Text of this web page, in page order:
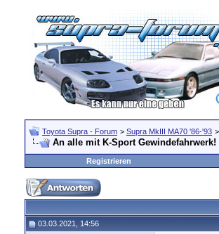
Toyota Supra - Forum > Supra MkIII MA70 '86-'93 >
An alle mit K-Sport Gewindefahrwerk!
Registrieren
03.03.2021, 14:56